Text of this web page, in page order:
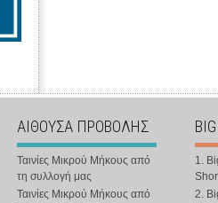
ΑΙΘΟΥΣΑ ΠΡΟΒΟΛΗΣ
Ταινίες Μικρού Μήκους από
τη συλλογή μας
Ταινίες Μικρού Μήκους από
1.
2.